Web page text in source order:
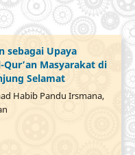
sebagai Upaya
Masyarakat di
Selamat
Habib Pandu Irsmana,